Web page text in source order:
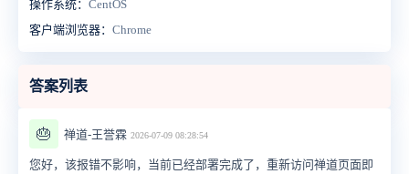
操作系统： CentOS
客户端浏览器： Chrome
答案列表
🎂 禅道-王誉霖 2026-07-09 08:28:54
您好，该报错不影响，当前已经部署完成了，重新访问禅道页面即